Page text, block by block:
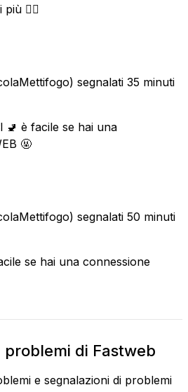
👎🏻
segnalati 35 minuti
🚽 è facile se hai una
🤬
segnalati 50 minuti
se hai una connessione
di Fastweb
e segnalazioni di problemi